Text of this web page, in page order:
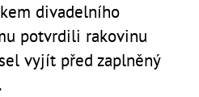
divadelního
potvrdili rakovinu
vyjít před zaplněný